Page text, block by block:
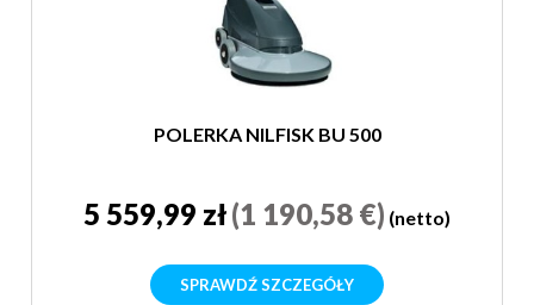
POLERKA NILFISK BU 500
5 559,99 zł(1 190,58 €) (netto)
SPRAWDŹ SZCZEGÓŁY